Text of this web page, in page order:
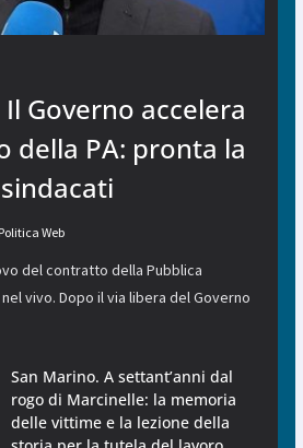
Governo accelera
della PA: pronta la
Web
del contratto della Pubblica
vivo. Dopo il via libera del Governo
San Marino. A settant’anni dal
rogo di Marcinelle: la memoria
delle vittime e la lezione della